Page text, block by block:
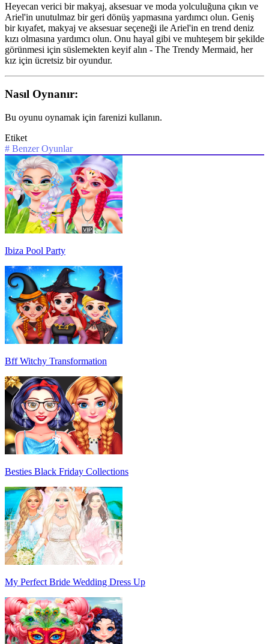
Heyecan verici bir makyaj, aksesuar ve moda yolculuğuna çıkın ve
Ariel'in unutulmaz bir geri dönüş yapmasına yardımcı olun. Geniş
bir kıyafet, makyaj ve aksesuar seçeneği ile Ariel'in en trend deniz
kızı olmasına yardımcı olun. Onu hayal gibi ve muhteşem bir şekilde
görünmesi için süslemekten keyif alın - The Trendy Mermaid, her
kız için ücretsiz bir oyundur.
Nasıl Oynanır:
Bu oyunu oynamak için farenizi kullanın.
Etiket
# Benzer Oyunlar
Ibiza Pool Party
Bff Witchy Transformation
Besties Black Friday Collections
My Perfect Bride Wedding Dress Up